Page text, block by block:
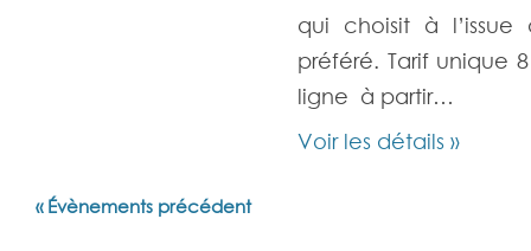
qui choisit à
préféré. Tarif unique
ligne à partir…
Voir les détails »
Navigation
de
«Évènements précédent